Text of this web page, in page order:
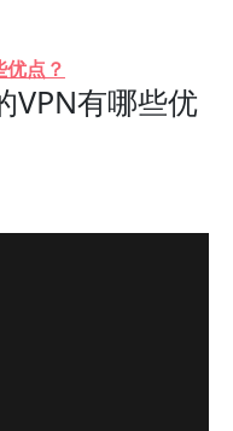
点？
VPN有哪些优